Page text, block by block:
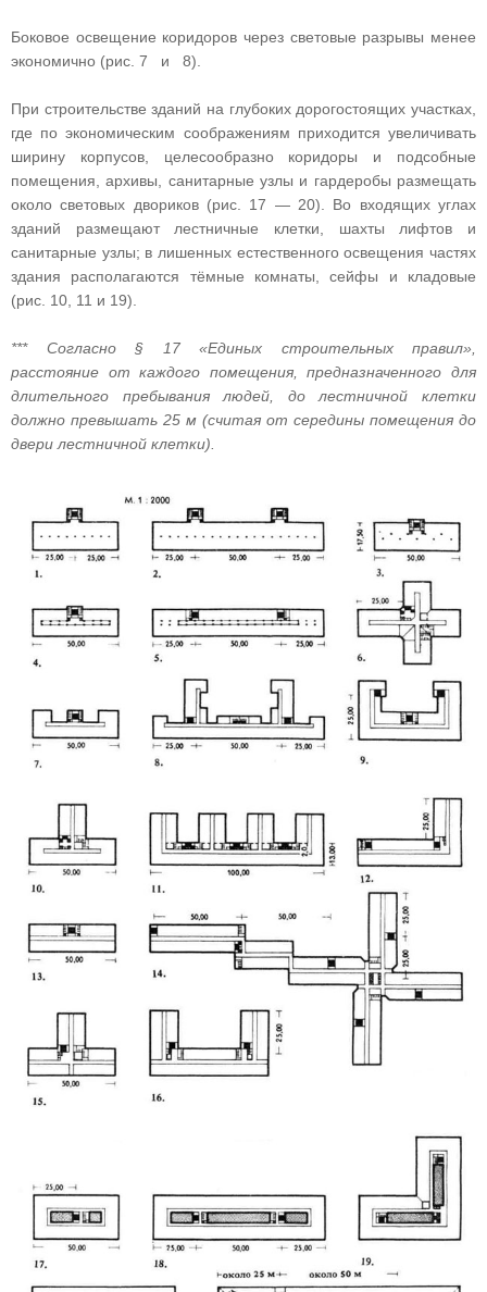
Боковое освещение коридоров через световые разрывы менее
экономично (рис. 7 и 8).
При строительстве зданий на глубоких дорогостоящих участках,
где по экономическим соображениям приходится увеличивать
ширину корпусов, целесообразно коридоры и подсобные
помещения, архивы, санитарные узлы и гардеробы размещать
около световых двориков (рис. 17 — 20). Во входящих углах
зданий размещают лестничные клетки, шахты лифтов и
санитарные узлы; в лишенных естественного освещения частях
здания располагаются тёмные комнаты, сейфы и кладовые
(рис. 10, 11 и 19).
*** Согласно § 17 «Единых строительных правил»,
расстояние от каждого помещения, предназначенного для
длительного пребывания людей, до лестничной клетки
должно превышать 25 м (считая от середины помещения до
двери лестничной клетки).